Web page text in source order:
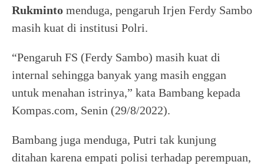
Rukminto menduga, pengaruh Irjen Ferdy Sambo
masih kuat di institusi Polri.
“Pengaruh FS (Ferdy Sambo) masih kuat di
internal sehingga banyak yang masih enggan
untuk menahan istrinya,” kata Bambang kepada
Kompas.com, Senin (29/8/2022).
Bambang juga menduga, Putri tak kunjung
ditahan karena empati polisi terhadap perempuan,